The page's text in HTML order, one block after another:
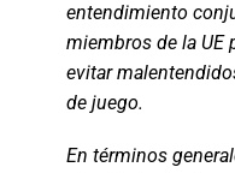
entendimiento
miembros de la UE
evitar
de juego.
En términos